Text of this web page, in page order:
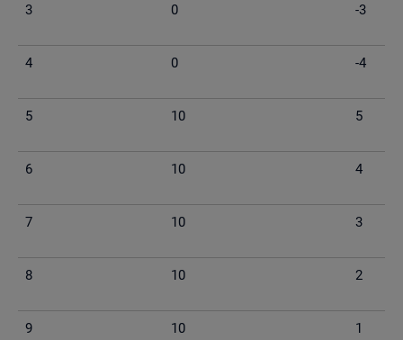
3 0 -3
4 0 -4
5 10 5
6 10 4
7 10 3
8 10 2
9 10 1